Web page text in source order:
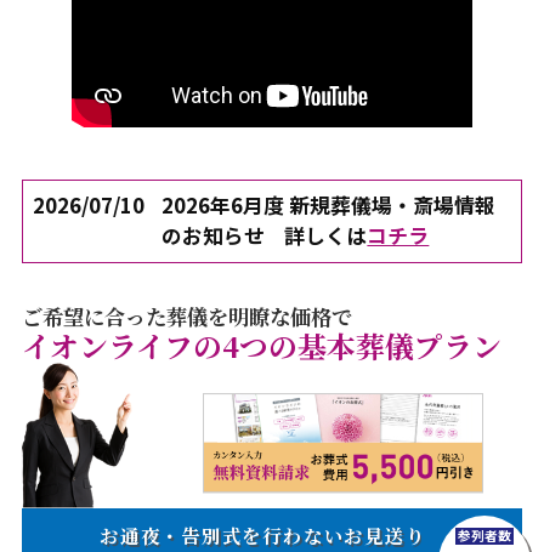
2026/07/10
2026年6月度 新規葬儀場・斎場情報
のお知らせ
詳しくはコチラ
ご希望に合った葬儀を明瞭な価格で
イオンライフの4つの基本葬儀プラン
お通夜・告別式を行わないお見送り 参列者数